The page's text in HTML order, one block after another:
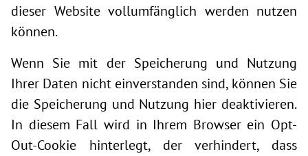
dieser Website vollumfänglich werden nutzen
können.
Wenn Sie mit der Speicherung und Nutzung
Ihrer Daten nicht einverstanden sind, können Sie
die Speicherung und Nutzung hier deaktivieren.
In diesem Fall wird in Ihrem Browser ein Opt-
Out-Cookie hinterlegt, der verhindert, dass